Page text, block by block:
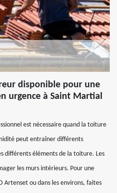
disponible pour une
urgence à Saint Martial
est nécessaire quand la toiture
peut entraîner différents
différents éléments de la toiture. Les
les murs intérieurs. Pour une
Artenset ou dans les environs, faites